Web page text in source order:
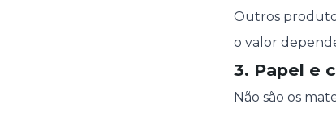
Outros
o valor
3. Papel e
Não são os